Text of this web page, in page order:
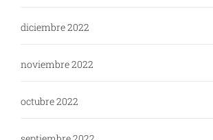
diciembre 2022
noviembre 2022
octubre 2022